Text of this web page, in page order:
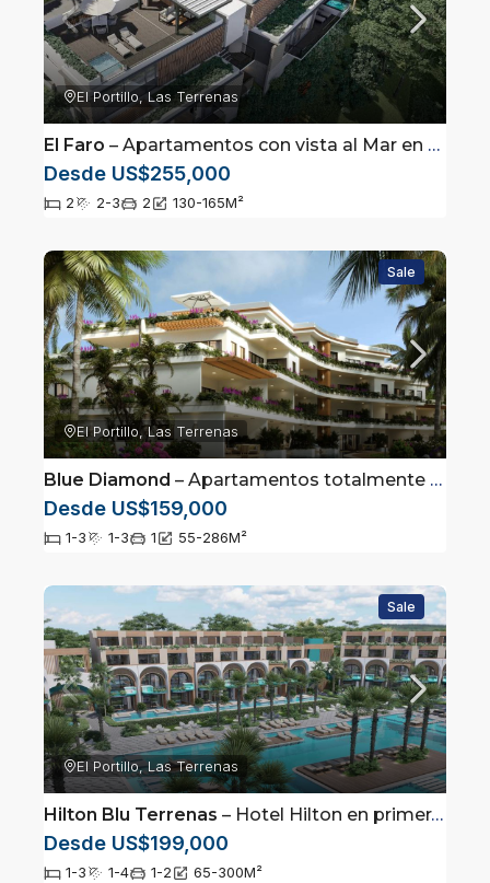
El Portillo, Las Terrenas
El Faro – Apartamentos con vista al Mar en Las Terrenas
Desde US$255,000
2 2-3 2 130-165M²
Sale
El Portillo, Las Terrenas
Blue Diamond – Apartamentos totalmente amueblados en Las Terrenas, Samaná
Desde US$159,000
1-3 1-3 1 55-286M²
Sale
El Portillo, Las Terrenas
Hilton Blu Terrenas – Hotel Hilton en primera linea de playa en Las Terrenas, Saman
Desde US$199,000
1-3 1-4 1-2 65-300M²